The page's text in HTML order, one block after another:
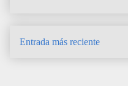
Entrada más reciente